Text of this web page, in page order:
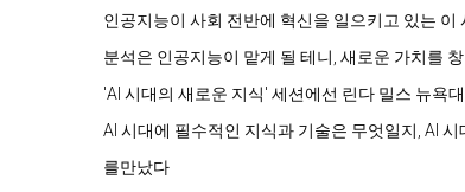
인공지능이 사회 전반에 혁신을 일으키고 있는
분석은 인공지능이 맡게 될 테니, 새로운 가치를
'AI 시대의 새로운 지식' 세션에선 린다 밀스 뉴욕
AI 시대에 필수적인 지식과 기술은 무엇일지, AI
를만났다